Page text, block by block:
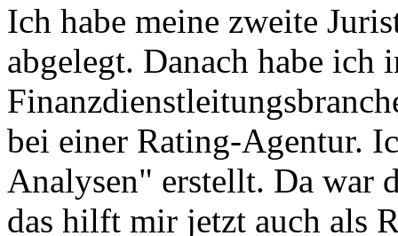
Ich habe meine zweite
abgelegt. Danach habe ich
bei einer Rating-Agentur.
Analysen" erstellt. Da war
das hilft mir jetzt auch als